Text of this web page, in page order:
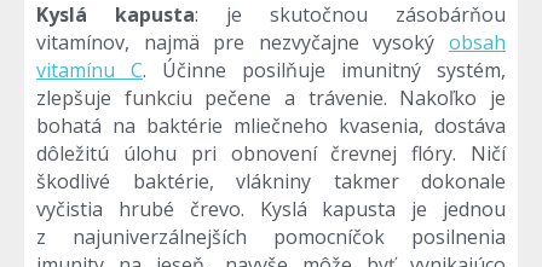
Kyslá kapusta: je skutočnou zásobárňou
vitamínov, najmä pre nezvyčajne vysoký obsah
vitamínu C. Účinne posilňuje imunitný systém,
zlepšuje funkciu pečene a trávenie. Nakoľko je
bohatá na baktérie mliečneho kvasenia, dostáva
dôležitú úlohu pri obnovení črevnej flóry. Ničí
škodlivé baktérie, vlákniny takmer dokonale
vyčistia hrubé črevo. Kyslá kapusta je jednou
z najuniverzálnejších pomocníčok posilnenia